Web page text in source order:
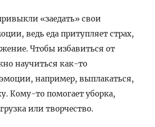
«заедать» свои
ведь еда притупляет страх,
Чтобы избавиться от
научиться как-то
например, выплакаться,
Кому-то помогает уборка,
или творчество.